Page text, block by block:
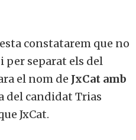
constatarem que no
per separat els del
el nom de JxCat amb
del candidat Trias
JxCat.